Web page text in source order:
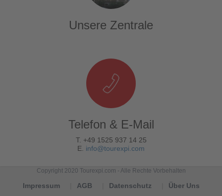
Unsere Zentrale
Telefon & E-Mail
T. +49 1525 937 14 25
E. info@tourexpi.com
Copyright 2020 Tourexpi.com - Alle Rechte Vorbehalten
Impressum AGB Datenschutz
Über Uns